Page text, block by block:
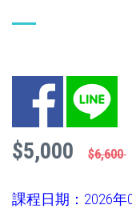
Facebook LINE
$5,000 $6,600
課程日期：2026年